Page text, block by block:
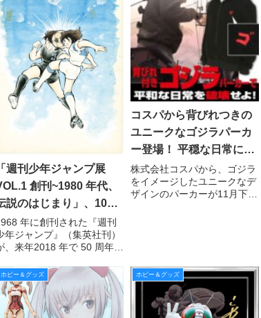
「週刊少年ジャンプ展
創刊~1980 年代、
説のはじまり」、100
以上の展示原画を入れ
え9 月 1 日（金）から
期展示スタート!
年に創刊された『週刊
年ジャンプ』（集英社刊）
、来年2018 年で 50 周年を
て、『週刊少年ジャンプ』
創刊から現在までの歴史を
振り返る一大展示「週刊少年
ジャンプ展」が 3 回にわけ
コスパから背びれつきの
ユニークなゴジラパーカ
ー登場！ 平穏な日常に破
壊神降臨！
株式会社コスパから、ゴジラ
をイメージしたユニークなデ
ザインのパーカーが11月下旬
ホビー＆グッズ ホビー＆グッズ